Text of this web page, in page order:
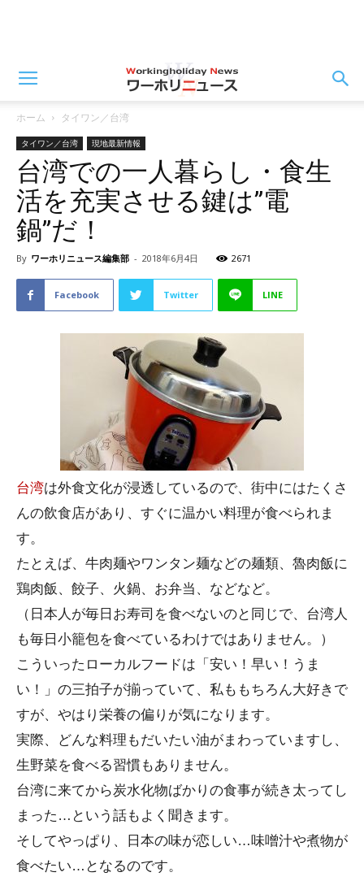
ホーム タイワン／台湾
タイワン／台湾 現地最新情報
台湾での一人暮らし・食生
活を充実させる鍵は”電
鍋”だ！
By ワーホリニュース編集部 - 2018年6月4日 2671
Facebook Twitter LINE
台湾は外食文化が浸透しているので、街中にはたくさ
んの飲食店があり、すぐに温かい料理が食べられま
す。
たとえば、牛肉麺やワンタン麺などの麺類、魯肉飯に
鶏肉飯、餃子、火鍋、お弁当、などなど。
（日本人が毎日お寿司を食べないのと同じで、台湾人
も毎日小籠包を食べているわけではありません。）
こういったローカルフードは「安い！早い！うま
い！」の三拍子が揃っていて、私ももちろん大好きで
すが、やはり栄養の偏りが気になります。
実際、どんな料理もだいたい油がまわっていますし、
生野菜を食べる習慣もありません。
台湾に来てから炭水化物ばかりの食事が続き太ってし
まった…という話もよく聞きます。
そしてやっぱり、日本の味が恋しい…味噌汁や煮物が
食べたい…となるのです。